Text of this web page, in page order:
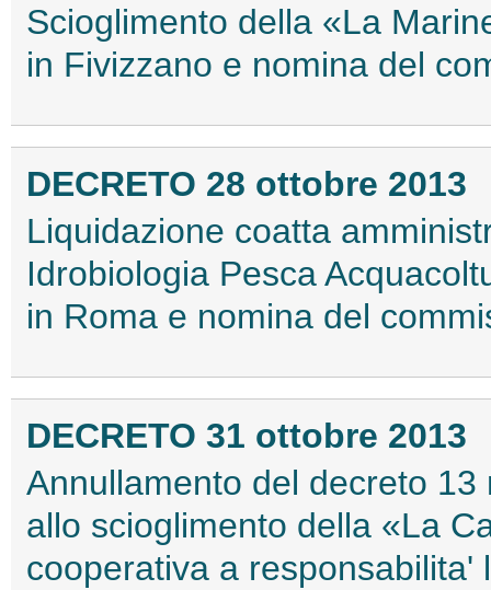
Scioglimento della «La
in Fivizzano e nomina del
DECRETO 28 ottobre 2013
Liquidazione coatta
Idrobiologia Pesca
in Roma e nomina del
DECRETO 31 ottobre 2013
Annullamento del decreto
allo scioglimento della «La
cooperativa a